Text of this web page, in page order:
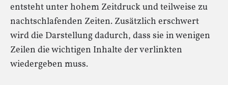
entsteht unter hohem Zeitdruck und teilweise zu
nachtschlafenden Zeiten. Zusätzlich erschwert
wird die Darstellung dadurch, dass sie in wenigen
Zeilen die wichtigen Inhalte der verlinkten
wiedergeben muss.